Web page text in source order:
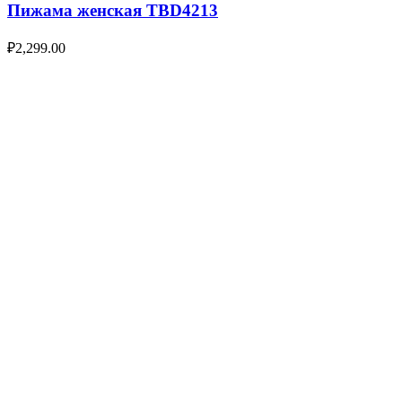
Пижама женская TBD4213
₽2,299.00